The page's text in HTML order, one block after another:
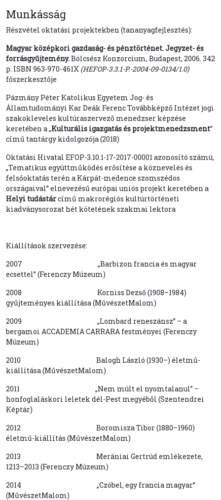
Munkásság
Részvétel oktatási projektekben (tananyagfejlesztés):
Magyar középkori gazdaság- és pénztörténet. Jegyzet- és
forrásgyűjtemény.Bölcsész Konzorcium, Budapest, 2006. 342
p. ISBN 963-970-461X (HEFOP-3.3.1-P.-2004-09-0134/1.0)
főszerkesztője
Pázmány Péter Katolikus Egyetem Jog- és
Államtudományi Kar Deák Ferenc Továbbképző Intézet jogi
szakokleveles kultúraszervező menedzser képzése
keretében a „Kulturális igazgatás és projektmenedzsment”
című tantárgy kidolgozója (2018)
Oktatási Hivatal EFOP-3.10.1-17-2017-00001 azonosító számú,
„Tematikus együttműködés erősítése a köznevelés és
felsőoktatás terén a Kárpát-medence szomszédos
országaival” elnevezésű európai uniós projekt keretében a
Helyi tudástárcímű makrorégiós kultúrtörténeti
kiadványsorozat hét kötetének szakmai lektora
Kiállítások szervezése:
2007 „Barbizon francia és magyar
ecsettel” (Ferenczy Múzeum)
2008 Korniss Dezső (1908–1984)
gyűjteményes kiállítása (MűvészetMalom)
2009 „Lombard reneszánsz” – a
bergamoi ACCADEMIA CARRARA festményei (Ferenczy
Múzeum)
2010 Balogh László (1930–) életmű-
kiállítása (MűvészetMalom)
2011 „Nem múlt el nyomtalanul” –
honfoglaláskori leletek dél-Pest megyéből (Szentendrei
Képtár)
2012 Boromisza Tibor (1880–1960)
életmű-kiállítás (MűvészetMalom)
2013 Merániai Gertrúd emlékezete,
1213–2013 (Ferenczy Múzeum)
2014 „Czóbel, egy francia magyar”
(MűvészetMalom)